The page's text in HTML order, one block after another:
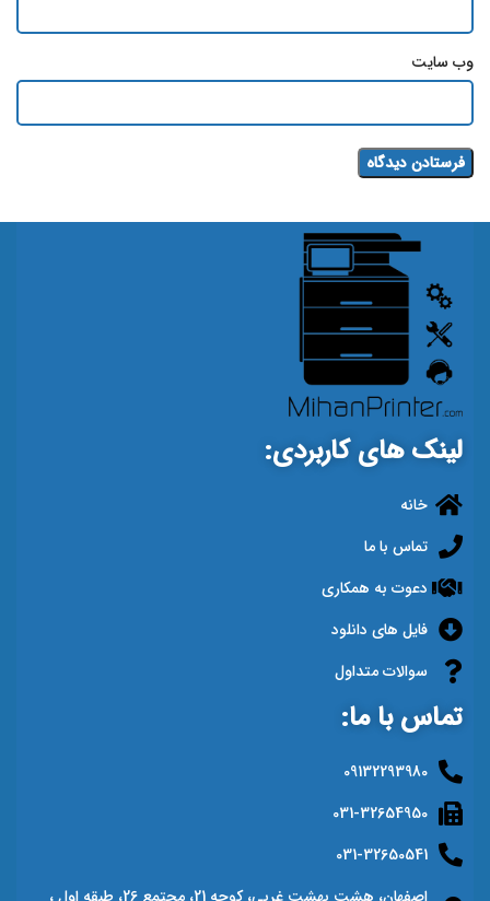
وب‌ سایت
لینک های کاربردی:
خانه
تماس با ما
دعوت به همکاری
فایل های دانلود
سوالات متداول
تماس با ما:
09132293980
031-32654950
031-32650541